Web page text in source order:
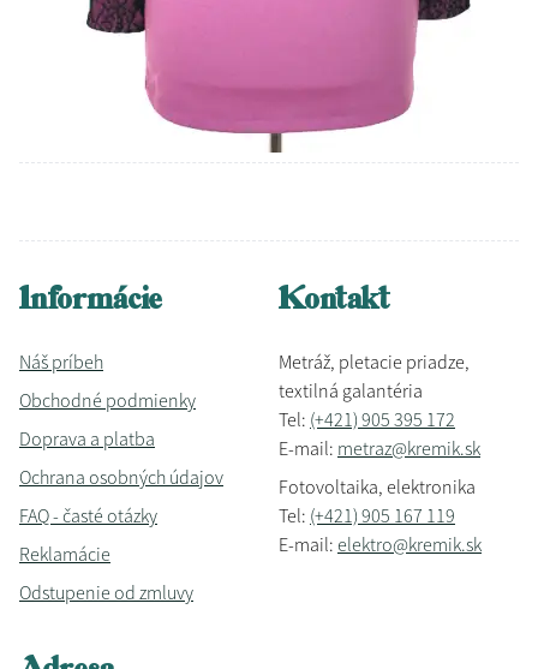
Informácie
Náš príbeh
Obchodné podmienky
Doprava a platba
Ochrana osobných údajov
FAQ - časté otázky
Reklamácie
Odstupenie od zmluvy
Kontakt
Metráž, pletacie priadze,
textilná galantéria
Tel: (+421) 905 395 172
E-mail: metraz@kremik.sk
Fotovoltaika, elektronika
Tel: (+421) 905 167 119
E-mail: elektro@kremik.sk